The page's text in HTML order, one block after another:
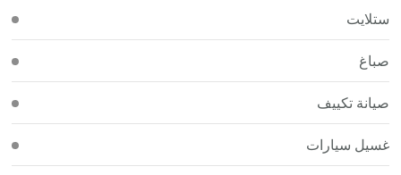
ستلايت
صباغ
صيانة تكييف
غسيل سيارات